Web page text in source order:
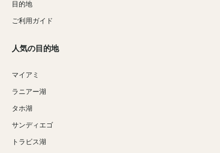
目的地
ご利用ガイド
人気の目的地
マイアミ
ラニアー湖
タホ湖
サンディエゴ
トラビス湖